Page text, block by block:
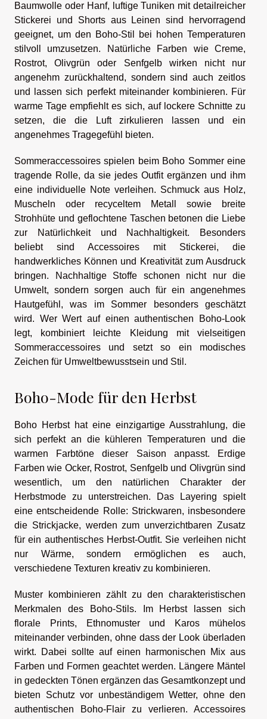
Baumwolle oder Hanf, luftige Tuniken mit detailreicher
Stickerei und Shorts aus Leinen sind hervorragend
geeignet, um den Boho-Stil bei hohen Temperaturen
stilvoll umzusetzen. Natürliche Farben wie Creme,
Rostrot, Olivgrün oder Senfgelb wirken nicht nur
angenehm zurückhaltend, sondern sind auch zeitlos
und lassen sich perfekt miteinander kombinieren. Für
warme Tage empfiehlt es sich, auf lockere Schnitte zu
setzen, die die Luft zirkulieren lassen und ein
angenehmes Tragegefühl bieten.
Sommeraccessoires spielen beim Boho Sommer eine
tragende Rolle, da sie jedes Outfit ergänzen und ihm
eine individuelle Note verleihen. Schmuck aus Holz,
Muscheln oder recyceltem Metall sowie breite
Strohhüte und geflochtene Taschen betonen die Liebe
zur Natürlichkeit und Nachhaltigkeit. Besonders
beliebt sind Accessoires mit Stickerei, die
handwerkliches Können und Kreativität zum Ausdruck
bringen. Nachhaltige Stoffe schonen nicht nur die
Umwelt, sondern sorgen auch für ein angenehmes
Hautgefühl, was im Sommer besonders geschätzt
wird. Wer Wert auf einen authentischen Boho-Look
legt, kombiniert leichte Kleidung mit vielseitigen
Sommeraccessoires und setzt so ein modisches
Zeichen für Umweltbewusstsein und Stil.
Boho-Mode für den Herbst
Boho Herbst hat eine einzigartige Ausstrahlung, die
sich perfekt an die kühleren Temperaturen und die
warmen Farbtöne dieser Saison anpasst. Erdige
Farben wie Ocker, Rostrot, Senfgelb und Olivgrün sind
wesentlich, um den natürlichen Charakter der
Herbstmode zu unterstreichen. Das Layering spielt
eine entscheidende Rolle: Strickwaren, insbesondere
die Strickjacke, werden zum unverzichtbaren Zusatz
für ein authentisches Herbst-Outfit. Sie verleihen nicht
nur Wärme, sondern ermöglichen es auch,
verschiedene Texturen kreativ zu kombinieren.
Muster kombinieren zählt zu den charakteristischen
Merkmalen des Boho-Stils. Im Herbst lassen sich
florale Prints, Ethnomuster und Karos mühelos
miteinander verbinden, ohne dass der Look überladen
wirkt. Dabei sollte auf einen harmonischen Mix aus
Farben und Formen geachtet werden. Längere Mäntel
in gedeckten Tönen ergänzen das Gesamtkonzept und
bieten Schutz vor unbeständigem Wetter, ohne den
authentischen Boho-Flair zu verlieren. Accessoires